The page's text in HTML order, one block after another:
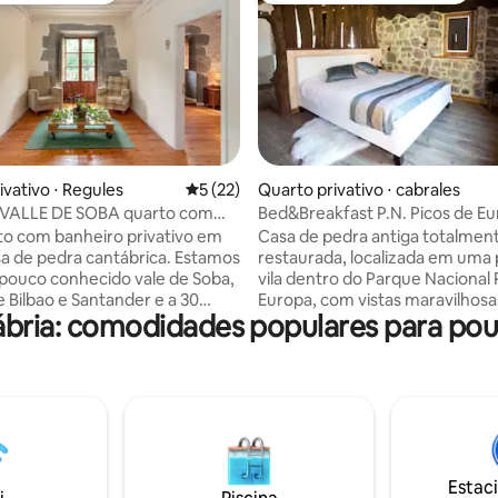
média de 5, 7 avaliações
⋅ Regules 5 de uma avaliação média de 5, 22
5 (22)
DE SOBA quarto com
com banheiro privativo em
de pedra cantábrica. Estamos
conhecido vale de Soba,
Bilbao e Santander e a 30
praia, mas com toda a
de um ambiente rural
em todos os quartos) e com
de € 7/noite.
dúvida, entre em contato
Quarto privativo ⋅ cabrales
Bed&Breakfast P.N. Picos de
Rustica Suite
Casa de pedra antiga
restaurada, localizada em uma
vila dentro do Parque Nacional
Europa, com vistas
icônico Naranjo de Bulnes,dois
banheiro privativo com
estar, WIFI grátis e computador
disponível para o uso dos
de leitura, varanda ou terraço,
comodidades populares para